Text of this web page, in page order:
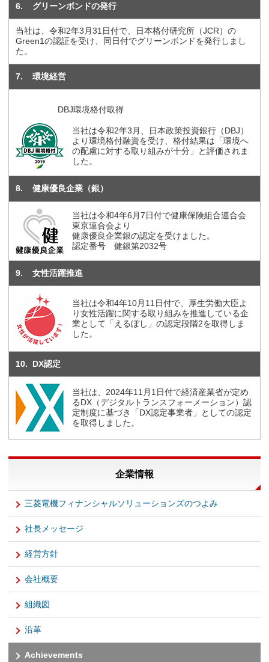
6 グリーンボンドの発行
当社は、令和2年3月31日付で、日本格付研究所（JCR）の
Green1の認証を受け、同日付でグリーンボンドを発行しまし
た。
7 環境経営
DBJ環境格付取得
当社は令和2年3月、日本政策投資銀行（DBJ）
より環境格付融資を受け、格付結果は「環境へ
の配慮に対する取り組みが十分」と評価されま
した。
8 健康優良企業（銀）
当社は令和4年6月7日付で健康保険組合連合会
東京連合会より
健康優良企業銀の認定を受けました。
認定番号 健銀第2032号
9 女性活躍推進
当社は令和4年10月11日付で、厚生労働大臣よ
り女性活躍に関する取り組みを推進している企
業として「えるぼし」の認定段階2を取得しま
した。
10 DX認定
当社は、2024年11月1日付で経済産業省が定め
るDX（デジタルトランスフォーメーション）認
定制度に基づき「DX認定事業者」としての認定
を取得しました。
企業情報
三菱電機フィナンシャルソリューションズのつよみ
社長メッセージ
経営方針
会社概要
組織図
沿革
Achievements